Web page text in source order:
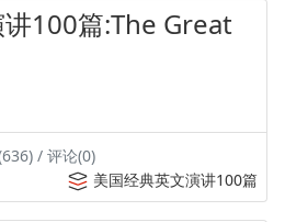
100篇:The Great
/ 评论(0)
美国经典英文演讲100篇